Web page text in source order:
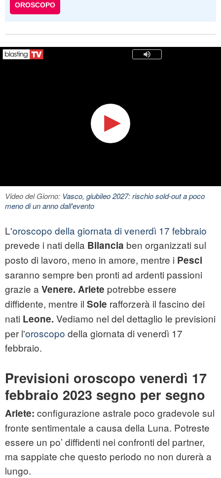
OROSCOPO
Video del Giorno: Vasco, giubileo 2027: rischio sold-out a poco
meno di un anno dall'evento
L'oroscopo della giornata di venerdì 17 febbraio
prevede i nati della Bilancia ben organizzati sul
posto di lavoro, meno in amore, mentre i Pesci
saranno sempre ben pronti ad ardenti passioni
grazie a Venere. Ariete potrebbe essere
diffidente, mentre il Sole rafforzerà il fascino dei
nati Leone. Vediamo nel del dettaglio le previsioni
per l'oroscopo della giornata di venerdì 17
febbraio.
Previsioni oroscopo venerdì 17
febbraio 2023 segno per segno
Ariete: configurazione astrale poco gradevole sul
fronte sentimentale a causa della Luna. Potreste
essere un po’ diffidenti nei confronti del partner,
ma sappiate che questo periodo no non durerà a
lungo.